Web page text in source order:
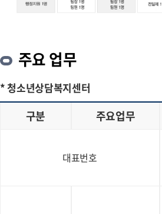
주요 업무
* 청소년상담복지센터
구분 주요업무
대표번호